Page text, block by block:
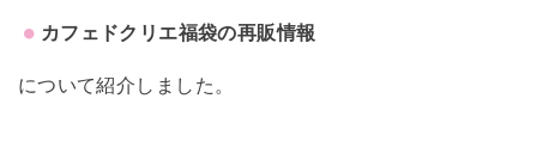
カフェドクリエ福袋の再販情報
について紹介しました。